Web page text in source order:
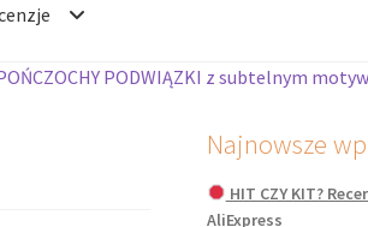
PODWIĄZKI z subtelnym
Najnowsze
HIT CZY KIT?
AliExpress